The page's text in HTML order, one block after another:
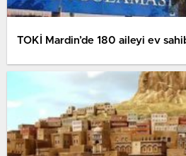
TOKİ Mardin’de 180 aileyi ev